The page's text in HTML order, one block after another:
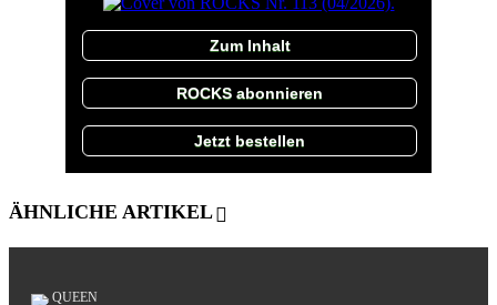
Zum Inhalt
ROCKS abonnieren
Jetzt bestellen
ÄHNLICHE ARTIKEL
QUEEN